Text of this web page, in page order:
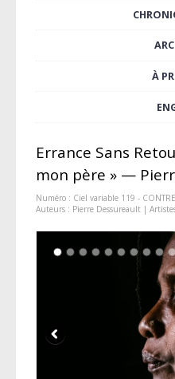
À
Errance Sans
mon père » —
Numéro : Ciel variable 119 -
Auteurs : Pierre Dessureault|